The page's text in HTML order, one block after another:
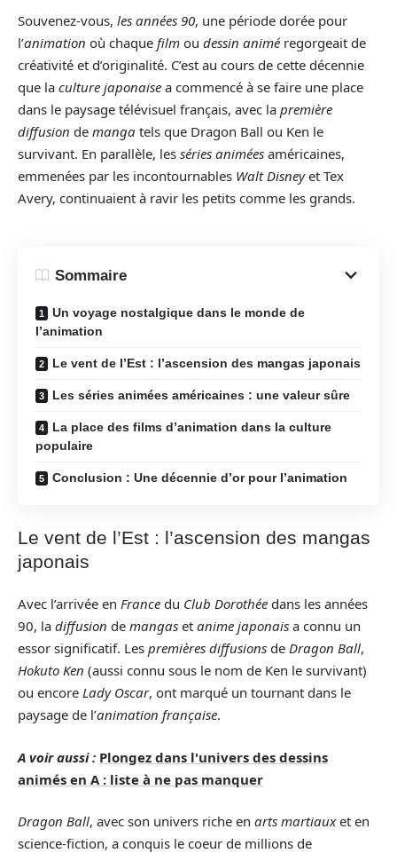
Souvenez-vous, les années 90, une période dorée pour
l’animation où chaque film ou dessin animéregorgeait de
créativité et d’originalité. C’est au cours de cette décennie
que la culture japonaise a commencé à se faire une place
dans le paysage télévisuel français, avec la première
diffusion de manga tels que Dragon Ball ou Ken le
survivant. En parallèle, les séries animées américaines,
emmenées par les incontournables Walt Disneyet Tex
Avery, continuaient à ravir les petits comme les grands.
Sommaire
Un voyage nostalgique dans le monde de
l’animation
Le vent de l’Est : l’ascension des mangas japonais
Les séries animées américaines : une valeur sûre
La place des films d’animation dans la culture
populaire
Conclusion : Une décennie d’or pour l’animation
Le vent de l’Est : l’ascension des mangas
japonais
Avec l’arrivée en France du Club Dorothée dans les années
90, la diffusion de mangas et anime japonais a connu un
essor significatif. Les premières diffusions de Dragon Ball,
Hokuto Ken (aussi connu sous le nom de Ken le survivant)
ou encore Lady Oscar, ont marqué un tournant dans le
paysage de l’animation française.
A voir aussi : Plongez dans l'univers des dessins
animés en A : liste à ne pas manquer
Dragon Ball, avec son univers riche en arts martiauxet en
science-fiction, a conquis le coeur de millions de